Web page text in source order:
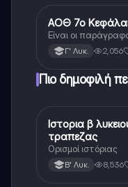
ΑΟΘ (Οικονομία)
ΑΟΘ 7ο
Είναι οι
Γ' Λυκ. 2,056
Πιο δημοφιλή
Ιστορία
Ιστορια β
τραπεζας
Ορισμοί ιστόριας
Β' Λυκ. 8,536